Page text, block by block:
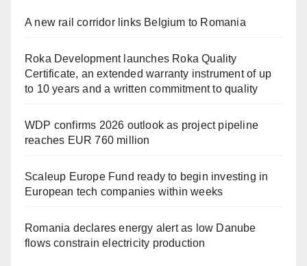
A new rail corridor links Belgium to Romania
Roka Development launches Roka Quality
Certificate, an extended warranty instrument of up
to 10 years and a written commitment to quality
WDP confirms 2026 outlook as project pipeline
reaches EUR 760 million
Scaleup Europe Fund ready to begin investing in
European tech companies within weeks
Romania declares energy alert as low Danube
flows constrain electricity production